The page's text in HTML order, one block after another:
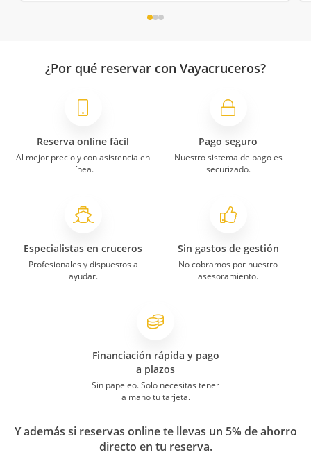
¿Por qué reservar con Vayacruceros?
Reserva online fácil
Al mejor precio y con asistencia en
línea.
Pago seguro
Nuestro sistema de pago es
securizado.
Especialistas en cruceros
Profesionales y dispuestos a
ayudar.
Sin gastos de gestión
No cobramos por nuestro
asesoramiento.
Financiación rápida y pago
a plazos
Sin papeleo. Solo necesitas tener
a mano tu tarjeta.
Y además si reservas online te llevas un 5% de ahorro
directo en tu reserva.